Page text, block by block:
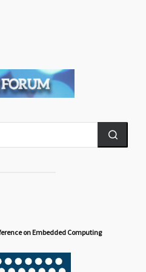
on Embedded Computing